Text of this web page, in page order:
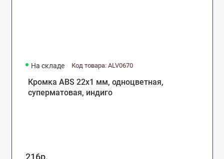
На складе Код товара: ALV0670
Кромка ABS 22х1 мм, одноцветная,
суперматовая, индиго